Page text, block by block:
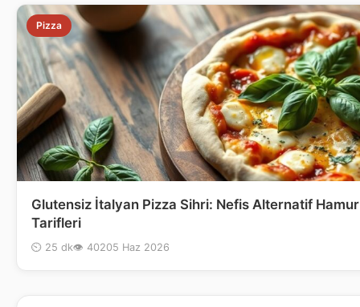
Pizza
Glutensiz İtalyan Pizza Sihri: Nefis Alternatif Hamur
Tarifleri
⏲ 25 dk👁 40205 Haz 2026